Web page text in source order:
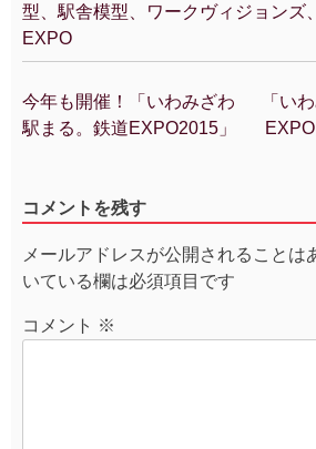
型、駅舎模型、ワークヴィジョンズ
EXPO
投
稿
ゲ
シ
ョ
ン
今年も開催！「いわみざわ
駅まる。鉄道EXPO2015」
「い
コメントを残す
メールアドレスが公開されることは
いている欄は必須項目です
コメント ※